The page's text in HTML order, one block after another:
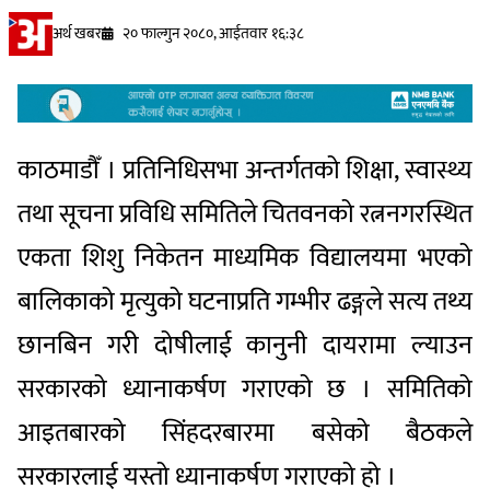
अर्थ खबर २० फाल्गुन २०८०, आईतवार १६:३८
काठमाडौँ । प्रतिनिधिसभा अन्तर्गतको शिक्षा, स्वास्थ्य
तथा सूचना प्रविधि समितिले चितवनको रत्ननगरस्थित
एकता शिशु निकेतन माध्यमिक विद्यालयमा भएको
बालिकाको मृत्युको घटनाप्रति गम्भीर ढङ्गले सत्य तथ्य
छानबिन गरी दोषीलाई कानुनी दायरामा ल्याउन
सरकारको ध्यानाकर्षण गराएको छ । समितिको
आइतबारको सिंहदरबारमा बसेको बैठकले
सरकारलाई यस्तो ध्यानाकर्षण गराएको हो ।